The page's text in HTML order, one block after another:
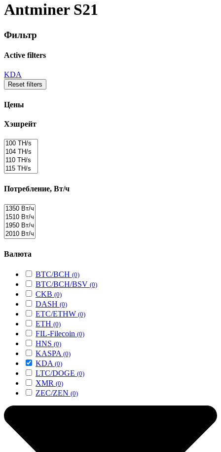
Antminer S21
Фильтр
Active filters
KDA
Reset filters
Цены
Хэшрейт
Потребление, Вт/ч
Валюта
BTC/BCH (0)
BTC/BCH/BSV (0)
CKB (0)
DASH (0)
ETC/ETHW (0)
ETH (0)
FIL-Filecoin (0)
HNS (0)
KASPA (0)
KDA (0)
LTC/DOGE (0)
XMR (0)
ZEC/ZEN (0)